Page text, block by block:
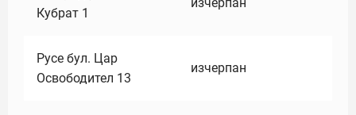
Кубрат 1
Русе бул. Цар
Освободител 13
изчерпан